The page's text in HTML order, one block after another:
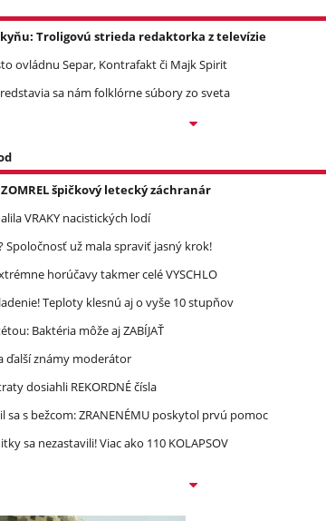
Troligovú strieda redaktorka z televízie
ovládnu Separ, Kontrafakt či Majk Spirit
sa nám folklórne súbory zo sveta
špičkový letecký záchranár
VRAKY nacistických lodí
Spoločnosť už mala spraviť jasný krok!
horúčavy takmer celé VYSCHLO
Teploty klesnú aj o vyše 10 stupňov
Baktéria môže aj ZABÍJAŤ
ďalší známy moderátor
dosiahli REKORDNÉ čísla
sa s bežcom: ZRANENÉMU poskytol prvú pomoc
sa nezastavili! Viac ako 110 KOLAPSOV